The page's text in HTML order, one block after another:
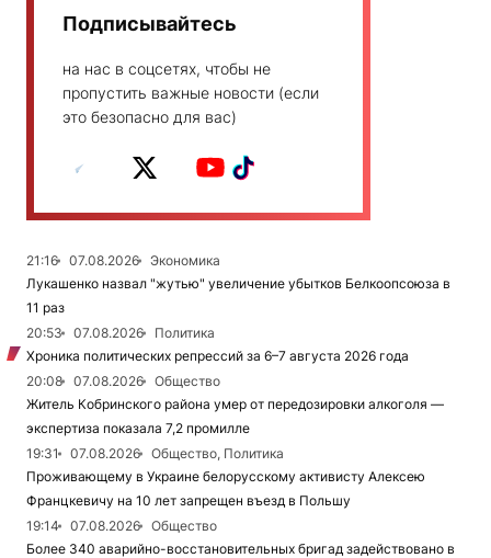
Подписывайтесь
на нас в соцсетях, чтобы не
пропустить важные новости (если
это безопасно для вас)
21:16 07.08.2026
Экономика
Лукашенко назвал "жутью" увеличение убытков Белкоопсоюза в
11 раз
20:53
07.08.2026
Политика
Хроника политических репрессий за 6–7 августа 2026 года
20:08
07.08.2026
Общество
Житель Кобринского района умер от передозировки алкоголя —
экспертиза показала 7,2 промилле
19:31
07.08.2026
Общество, Политика
Проживающему в Украине белорусскому активисту Алексею
Францкевичу на 10 лет запрещен въезд в Польшу
19:14
07.08.2026
Общество
Более 340 аварийно-восстановительных бригад задействовано в